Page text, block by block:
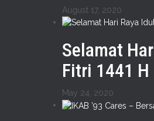
August 17, 2020
Selamat
Fitri 1441 H
May 24, 2020